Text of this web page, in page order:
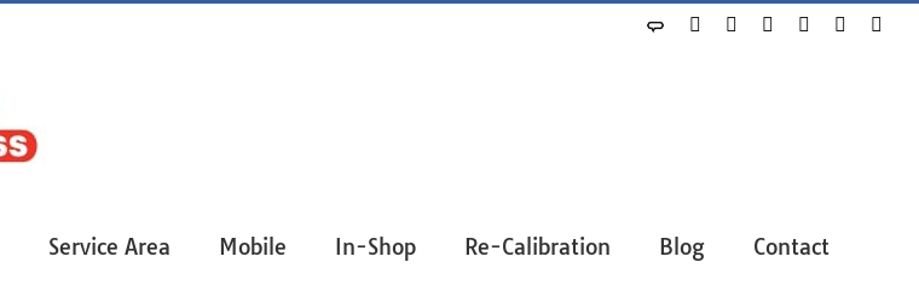
Service Area Mobile In-Shop Re-Calibration Blog Contact